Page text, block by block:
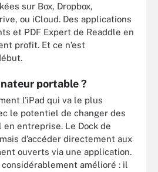
sur Box, Dropbox,
ou iCloud. Des applications
et PDF Expert de Readdle en
profit. Et ce n’est
portable ?
l’iPad qui va le plus
le potentiel de changer des
entreprise. Le Dock de
d’accéder directement aux
ouverts via une application.
amélioré : il